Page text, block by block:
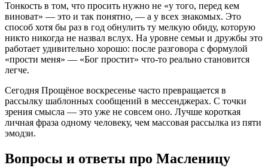
Тонкость в том, что просить нужно не «у того, перед кем
виноват» — это и так понятно, — а у всех знакомых. Это
способ хотя бы раз в год обнулить ту мелкую обиду, которую
никто никогда не назвал вслух. На уровне семьи и дружбы это
работает удивительно хорошо: после разговора с формулой
«прости меня» — «Бог простит» что-то реально становится
легче.
Сегодня Прощёное воскресенье часто превращается в
рассылку шаблонных сообщений в мессенджерах. С точки
зрения смысла — это уже не совсем оно. Лучше короткая
личная фраза одному человеку, чем массовая рассылка из пяти
эмодзи.
Вопросы и ответы про Масленицу